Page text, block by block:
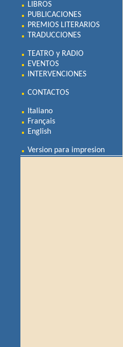
LIBROS
PUBLICACIONES
PREMIOS LITERARIOS
TRADUCCIONES
TEATRO y RADIO
EVENTOS
INTERVENCIONES
CONTACTOS
Italiano
Français
English
Version para impresion